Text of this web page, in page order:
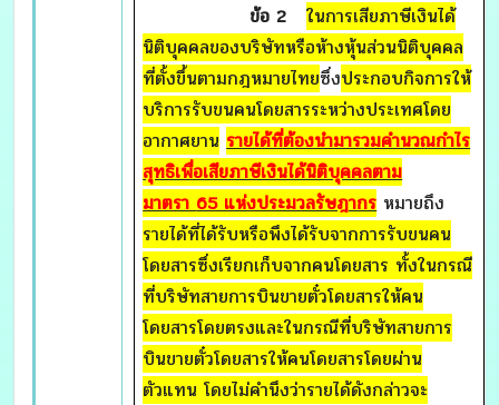
ข้อ 2
ในการเสียภาษีเงินได้
นิติบุคคลของบริษัทหรือห้างหุ้นส่วนนิติบุคคล
ที่ตั้งขึ้นตามกฎหมายไทยซึ่งประกอบกิจการให้
บริการรับขนคนโดยสารระหว่างประเทศโดย
อากาศยาน รายได้ที่ต้องนำมารวมคำนวณกำไร
สุทธิเพื่อเสียภาษีเงินได้นิติบุคคลตาม
มาตรา 65 แห่งประมวลรัษฎากร หมายถึง
รายได้ที่ได้รับหรือพึงได้รับจากการรับขนคน
โดยสารซึ่งเรียกเก็บจากคนโดยสาร ทั้งในกรณี
ที่บริษัทสายการบินขายตั๋วโดยสารให้คน
โดยสารโดยตรงและในกรณีที่บริษัทสายการ
บินขายตั๋วโดยสารให้คนโดยสารโดยผ่าน
ตัวแทน โดยไม่คำนึงว่ารายได้ดังกล่าวจะ